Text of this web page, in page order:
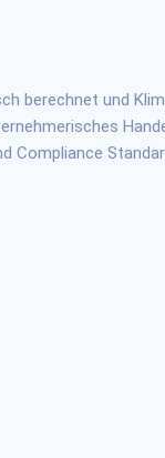
berechnet und
Compliance